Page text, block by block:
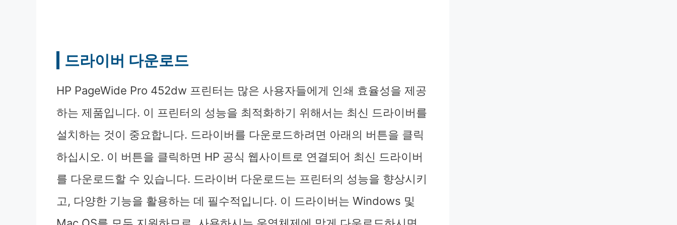
드라이버 다운로드
HP PageWide Pro 452dw 프린터는 많은 사용자들에게 인쇄 효율성을 제공
하는 제품입니다. 이 프린터의 성능을 최적화하기 위해서는 최신 드라이버를
설치하는 것이 중요합니다. 드라이버를 다운로드하려면 아래의 버튼을 클릭
하십시오. 이 버튼을 클릭하면 HP 공식 웹사이트로 연결되어 최신 드라이버
를 다운로드할 수 있습니다. 드라이버 다운로드는 프린터의 성능을 향상시키
고, 다양한 기능을 활용하는 데 필수적입니다. 이 드라이버는 Windows 및